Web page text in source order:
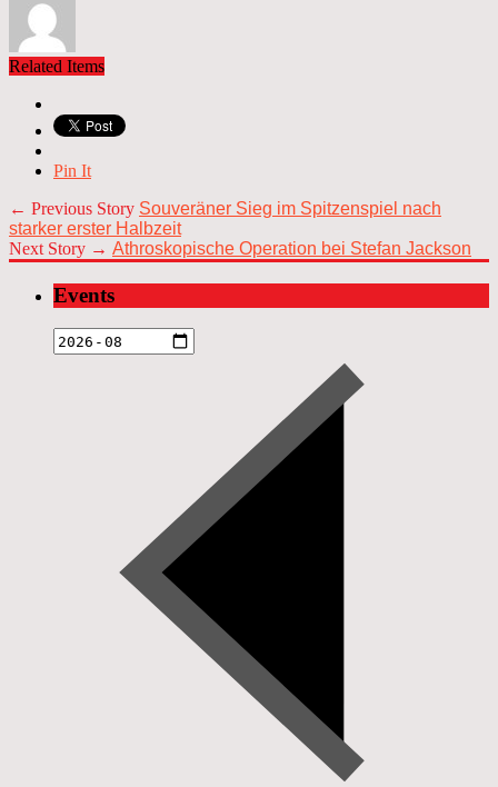
Related Items
Pin It
← Previous Story Souveräner Sieg im Spitzenspiel nach
starker erster Halbzeit
Next Story → Athroskopische Operation bei Stefan Jackson
Events